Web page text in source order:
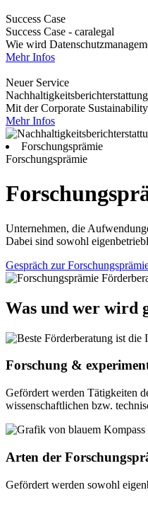
Success Case
Success Case - caralegal
Wie wird
Mehr Infos
Neuer Service
Nachhaltigkeitsberichterstattung
Mit der Corporate
Mehr Infos
Forschungsprämie
Forschungsprämie
Unternehmen, die
Dabei sind sowohl
Gespräch zur
Was und wer wird
Forschung &
Gefördert werden Tätigkeiten
wissenschaftlichen bzw.
Arten der
Gefördert werden sowohl